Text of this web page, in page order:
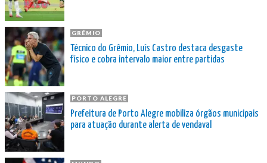
GRÊMIO
Técnico do Grêmio, Luís Castro destaca desgaste
físico e cobra intervalo maior entre partidas
PORTO ALEGRE
Prefeitura de Porto Alegre mobiliza órgãos municipais
para atuação durante alerta de vendaval